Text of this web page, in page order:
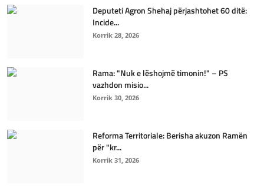
Deputeti Agron Shehaj përjashtohet 60 ditë:
Incide...
Korrik 28, 2026
Rama: "Nuk e lëshojmë timonin!" – PS
vazhdon misio...
Korrik 30, 2026
Reforma Territoriale: Berisha akuzon Ramën
për "kr...
Korrik 31, 2026